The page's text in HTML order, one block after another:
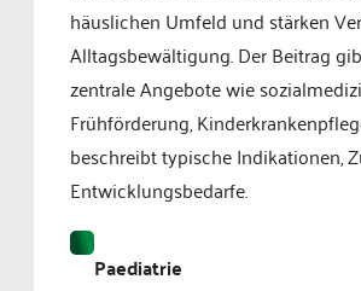
häuslichen Umfeld und stärken
Alltagsbewältigung. Der Beitrag
zentrale Angebote wie
Frühförderung,
beschreibt typische Indikationen,
Entwicklungsbedarfe.
Paediatrie